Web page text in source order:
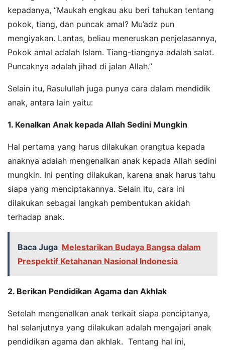
kepadanya, “Maukah engkau aku beri tahukan tentang
pokok, tiang, dan puncak amal? Mu’adz pun
mengiyakan. Lantas, beliau meneruskan penjelasannya,
Pokok amal adalah Islam. Tiang-tiangnya adalah salat.
Puncaknya adalah jihad di jalan Allah.”
Selain itu, Rasulullah juga punya cara dalam mendidik
anak, antara lain yaitu:
1. Kenalkan Anak kepada Allah Sedini Mungkin
Hal pertama yang harus dilakukan orangtua kepada
anaknya adalah mengenalkan anak kepada Allah sedini
mungkin. Ini penting dilakukan, karena anak harus tahu
siapa yang menciptakannya. Selain itu, cara ini
dilakukan sebagai langkah pembentukan akidah
terhadap anak.
Baca Juga Melestarikan Budaya Bangsa dalam
Prespektif Ketahanan Nasional Indonesia
2. Berikan Pendidikan Agama dan Akhlak
Setelah mengenalkan anak terkait siapa penciptanya,
hal selanjutnya yang dilakukan adalah mengajari anak
pendidikan agama dan akhlak. Tentang hal ini,